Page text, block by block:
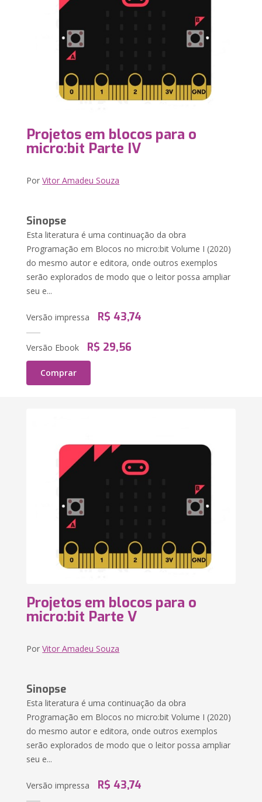
Projetos em blocos para o
micro:bit Parte IV
PorVitor Amadeu Souza
Sinopse
Esta literatura é uma continuação da obra
Programação em Blocos no micro:bit Volume I (2020)
do mesmo autor e editora, onde outros exemplos
serão explorados de modo que o leitor possa ampliar
seu e...
Versão impressa R$ 43,74
Versão Ebook R$ 29,56
Comprar
Projetos em blocos para o
micro:bit Parte V
PorVitor Amadeu Souza
Sinopse
Esta literatura é uma continuação da obra
Programação em Blocos no micro:bit Volume I (2020)
do mesmo autor e editora, onde outros exemplos
serão explorados de modo que o leitor possa ampliar
seu e...
Versão impressa R$ 43,74